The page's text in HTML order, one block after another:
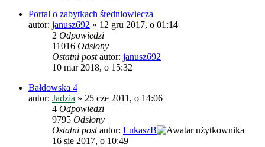
Portal o zabytkach średniowiecza
autor: janusz692 » 12 gru 2017, o 01:14
2 Odpowiedzi
11016 Odsłony
Ostatni postautor: janusz692
10 mar 2018, o 15:32
Bałdowska 4
autor: Jadzia » 25 cze 2011, o 14:06
4 Odpowiedzi
9795 Odsłony
Ostatni postautor: LukaszB
16 sie 2017, o 10:49